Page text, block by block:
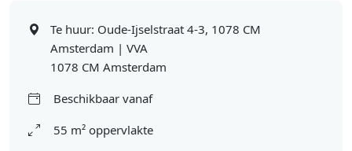
Te huur: Oude-Ijselstraat 4-3, 1078 CM
Amsterdam | VVA
1078 CM Amsterdam
Beschikbaar vanaf
55 m² oppervlakte